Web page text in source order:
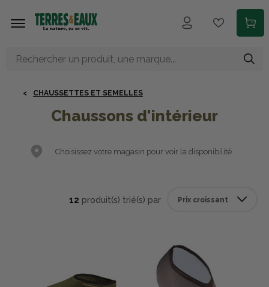
CHAUSSETTES ET SEMELLES
Chaussons d'intérieur
Choisissez votre magasin pour voir la disponibilité
12 produit(s) trié(s) par